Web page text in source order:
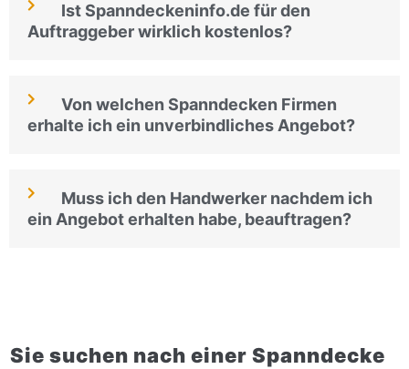
Ist Spanndeckeninfo.de für den
Auftraggeber wirklich kostenlos?
Von welchen Spanndecken Firmen
erhalte ich ein unverbindliches Angebot?
Muss ich den Handwerker nachdem ich
ein Angebot erhalten habe, beauftragen?
Sie suchen nach einer Spanndecke